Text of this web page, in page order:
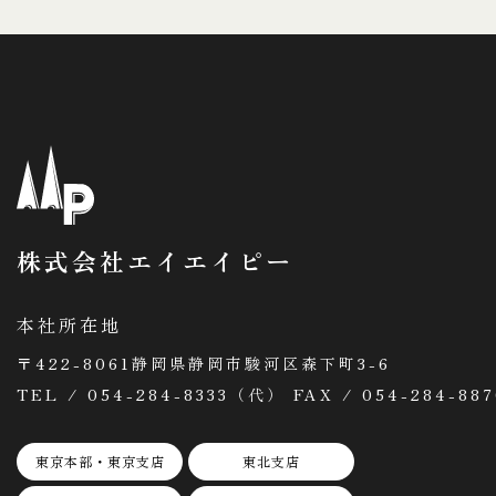
株式会社エイエイピー
本社所在地
〒422-8061静岡県静岡市駿河区森下町3-6
TEL / 054-284-8333（代） FAX / 054-284-
東京本部・東京支店 東北支店